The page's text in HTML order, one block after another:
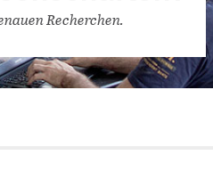
Abschlussarbeiten bei
ZB MED
Recherchen.